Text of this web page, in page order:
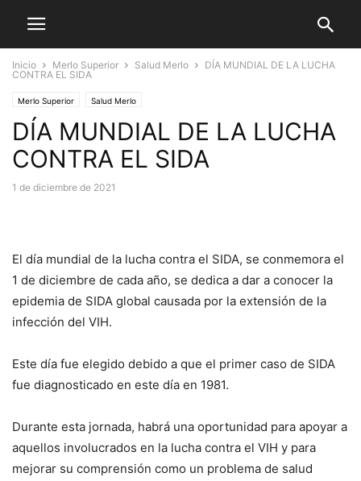
Inicio Merlo Superior Salud Merlo
DÍA MUNDIAL DE LA LUCHA
CONTRA EL SIDA
Merlo Superior Salud Merlo
DÍA MUNDIAL DE LA LUCHA
CONTRA EL SIDA
1 de diciembre de 2021
El día mundial de la lucha contra el SIDA, se conmemora el
1 de diciembre de cada año, se dedica a dar a conocer la
epidemia de SIDA global causada por la extensión de la
infección del VIH.
Este día fue elegido debido a que el primer caso de SIDA
fue diagnosticado en este día en 1981.
Durante esta jornada, habrá una oportunidad para apoyar a
aquellos involucrados en la lucha contra el VIH y para
mejorar su comprensión como un problema de salud